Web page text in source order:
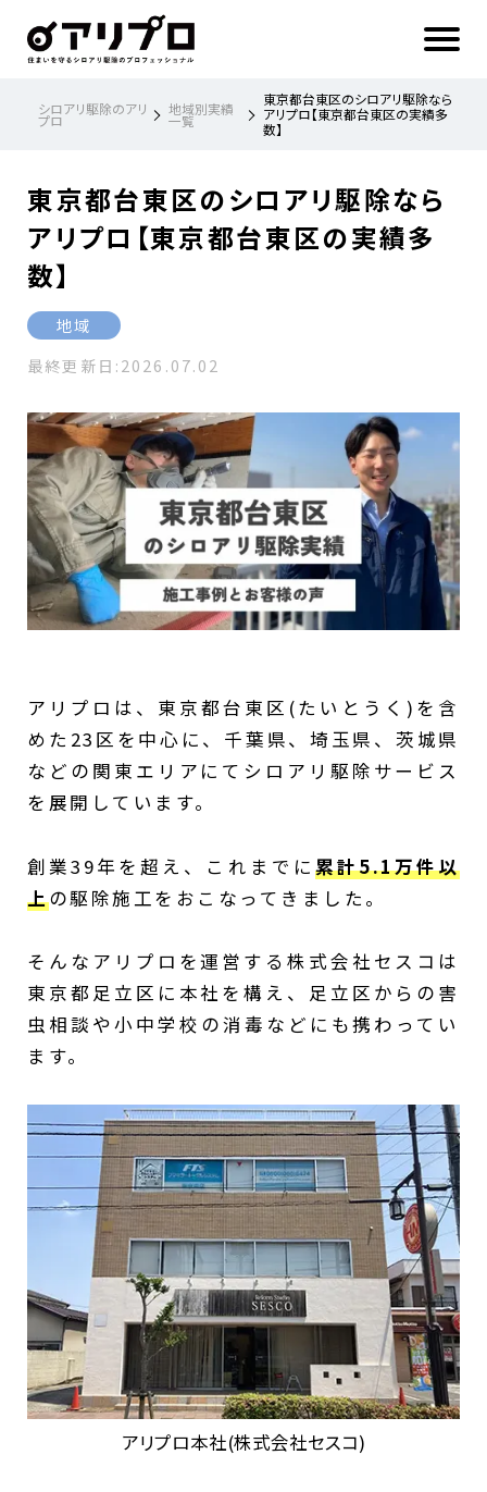
シロアリ駆除のアリ
プロ
地域別実績
一覧
東京都台東区のシロアリ駆除なら
アリプロ【東京都台東区の実績多
数】
東京都台東区のシロアリ駆除なら
アリプロ【東京都台東区の実績多
数】
地域
最終更新日:2026.07.02
アリプロは、東京都台東区(たいとうく)を含
めた23区を中心に、千葉県、埼玉県、茨城県
などの関東エリアにてシロアリ駆除サービス
を展開しています。
創業39年を超え、これまでに 累計5.1万件以
上の駆除施工をおこなってきました。
そんなアリプロを運営する株式会社セスコは
東京都足立区に本社を構え、足立区からの害
虫相談や小中学校の消毒などにも携わってい
ます。
アリプロ本社(株式会社セスコ)